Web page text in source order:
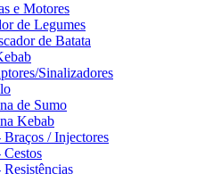
e Motores
de Legumes
de Batata
Sinalizadores
de Sumo
Kebab
/ Injectores